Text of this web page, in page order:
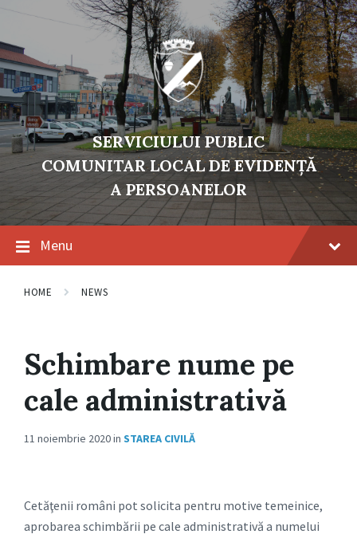
navigation
SERVICIULUI PUBLIC
COMUNITAR LOCAL DE EVIDENŢĂ
A PERSOANELOR
Menu
HOME NEWS
Schimbare nume pe
cale administrativă
11 noiembrie 2020in STAREA CIVILĂ
Cetăţenii români pot solicita pentru motive temeinice,
aprobarea schimbării pe cale administrativă a numelui